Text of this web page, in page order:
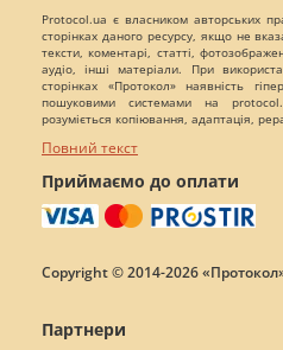
Protocol.ua є власником авторських
сторінках даного ресурсу, якщо не
тексти, коментарі, статті,
аудіо, інші матеріали. При
сторінках «Протокол» наявність
пошуковими системами на
розуміється копіювання, адаптація,
Повний текст
Приймаємо до оплати
Copyright © 2014-2026
Партнери